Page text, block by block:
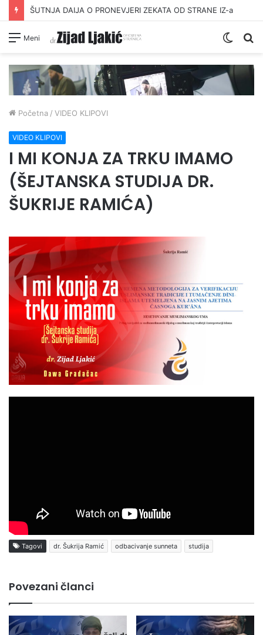
ŠUTNJA DAIJA O PRONEVJERI ZEKATA OD STRANE IZ-a
Meni
Switch
Početna / VIDEO KLIPOVI
VIDEO KLIPOVI
I MI KONJA ZA TRKU IMAMO
(ŠEJTANSKA STUDIJA DR.
ŠUKRIJE RAMIĆA)
Tagovi dr. Šukrija Ramić odbacivanje sunneta studija
Povezani članci